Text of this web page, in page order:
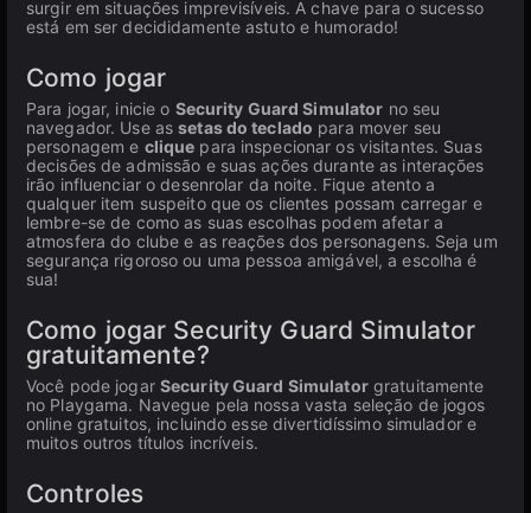
surgir em situações imprevisíveis. A chave para o sucesso
está em ser decididamente astuto e humorado!
Como jogar
Para jogar, inicie o Security Guard Simulator no seu
navegador. Use assetas do teclado para mover seu
personagem e clique para inspecionar os visitantes. Suas
decisões de admissão e suas ações durante as interações
irão influenciar o desenrolar da noite. Fique atento a
qualquer item suspeito que os clientes possam carregar e
lembre-se de como as suas escolhas podem afetar a
atmosfera do clube e as reações dos personagens. Seja um
segurança rigoroso ou uma pessoa amigável, a escolha é
sua!
Como jogar Security Guard Simulator
gratuitamente?
Você pode jogar Security Guard Simulatorgratuitamente
no Playgama. Navegue pela nossa vasta seleção de jogos
online gratuitos, incluindo esse divertidíssimo simulador e
muitos outros títulos incríveis.
Controles